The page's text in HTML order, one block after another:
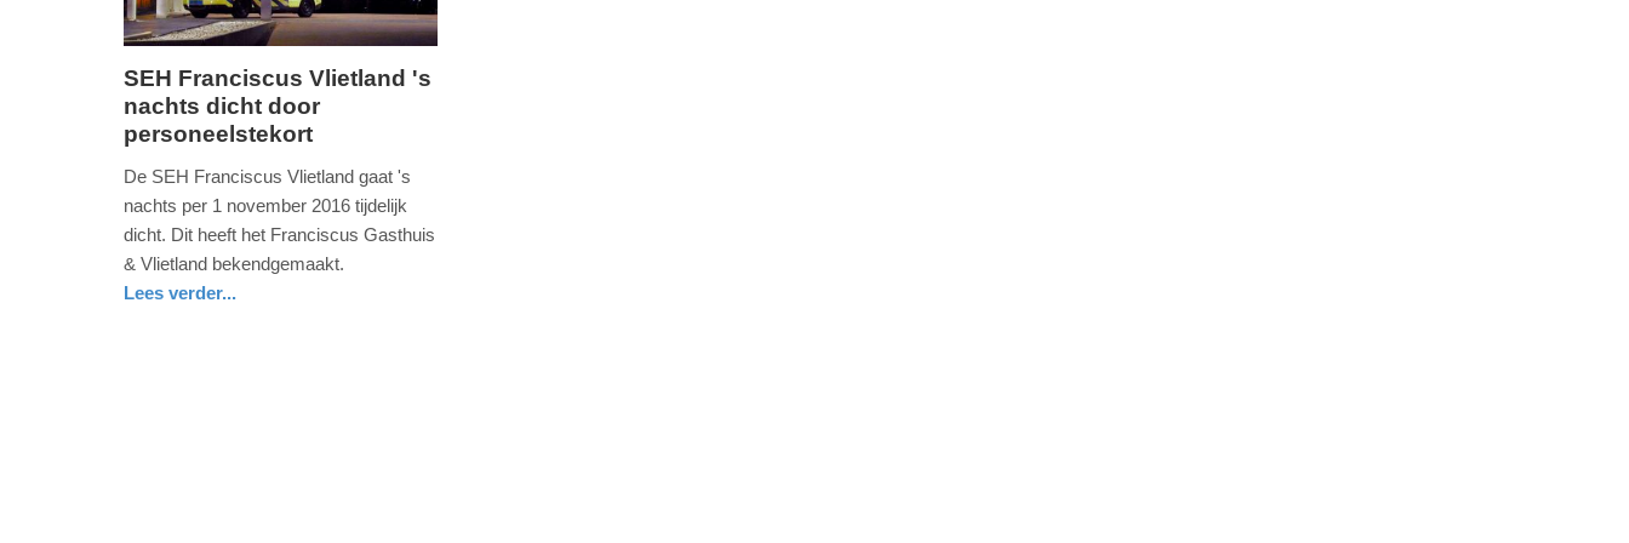
vrijdag,
21.
SEH Franciscus Vlietland 's
nachts dicht door
personeelstekort
De SEH Franciscus Vlietland gaat 's
nachts per 1 november 2016 tijdelijk
dicht. Dit heeft het Franciscus Gasthuis
& Vlietland bekendgemaakt.
Lees verder...